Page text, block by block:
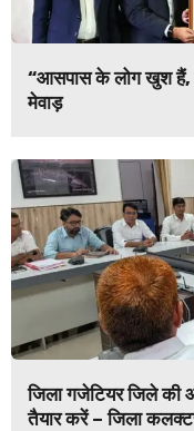
“आसपास के लोग खुश हैं,
मेवाड़
जिला गजेटियर जिले की
तैयार करें – जिला